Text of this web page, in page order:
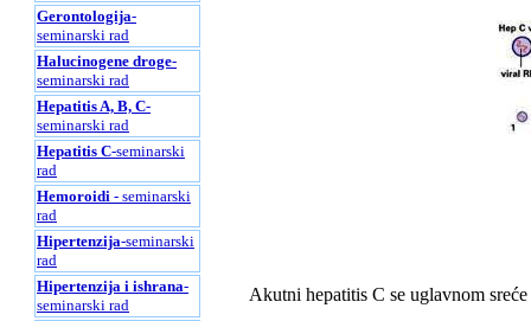
Gerontologija-
seminarski rad
Halucinogene droge-
seminarski rad
Hepatitis A, B, C-
seminarski rad
Hepatitis C-seminarski
rad
Hemoroidi - seminarski
rad
Hipertenzija-seminarski
rad
Hipertenzija i ishrana-
seminarski rad
Akutni hepatitis C se uglavnom